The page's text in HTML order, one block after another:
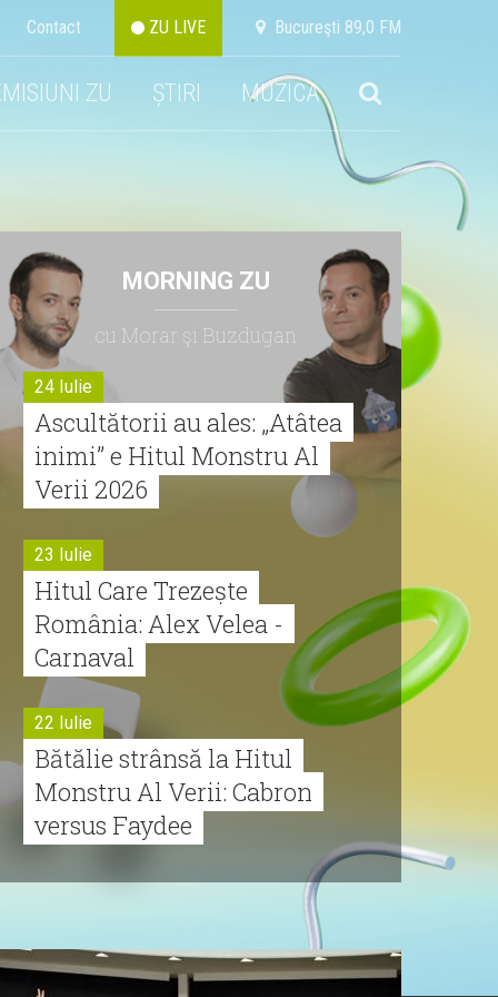
Contact ZU LIVE Bucureşti 89,0 FM
ZU ȘTIRI MUZICA
MORNING ZU
cu Morar şi Buzdugan
24 Iulie
Ascultătorii au ales: „Atâtea
inimi” e Hitul Monstru Al
Verii 2026
23 Iulie
Hitul Care Trezește
România: Alex Velea -
Carnaval
22 Iulie
Bătălie strânsă la Hitul
Monstru Al Verii: Cabron
versus Faydee
Cabron vine cu Hitul